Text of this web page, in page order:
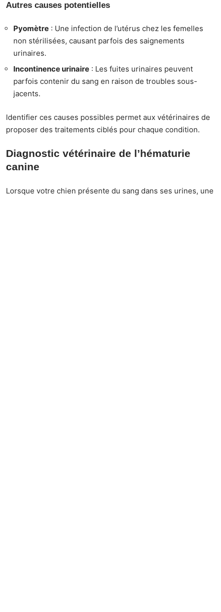
Autres causes potentielles
Pyomètre : Une infection de l’utérus chez les femelles
non stérilisées, causant parfois des saignements
urinaires.
Incontinence urinaire : Les fuites urinaires peuvent
parfois contenir du sang en raison de troubles sous-
jacents.
Identifier ces causes possibles permet aux vétérinaires de
proposer des traitements ciblés pour chaque condition.
Diagnostic vétérinaire de l’hématurie
canine
Lorsque votre chien présente du sang dans ses urines, une